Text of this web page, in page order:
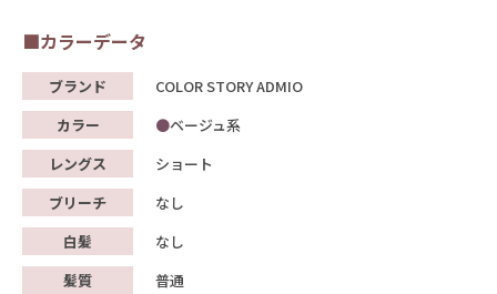
■カラーデータ
ブランド
COLOR STORY ADMIO
カラー
ベージュ系
レングス
ショート
ブリーチ
なし
白髪
なし
髪質
普通